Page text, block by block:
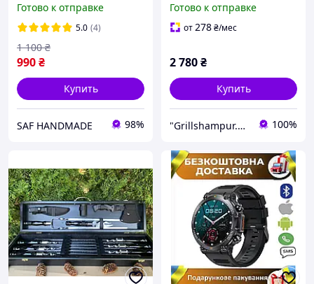
и фамилии, инициалов,
подарок мужчине на день
рождения
Готово к отправке
5.0 (4)
990₴
1 100 ₴
Купить
SAF HANDMADE 98%
рождения
Готово к отправке
от278₴/мес
2 780₴
Купить
"Grillshampur.com.ua" - Интернет-магазин 100%